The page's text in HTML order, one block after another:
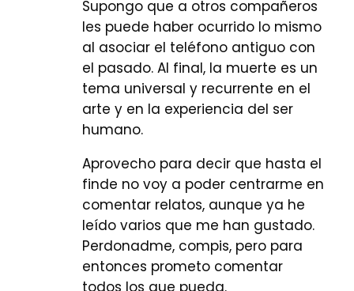
Supongo que a otros compañeros
les puede haber ocurrido lo mismo
al asociar el teléfono antiguo con
el pasado. Al final, la muerte es un
tema universal y recurrente en el
arte y en la experiencia del ser
humano.
Aprovecho para decir que hasta el
finde no voy a poder centrarme en
comentar relatos, aunque ya he
leído varios que me han gustado.
Perdonadme, compis, pero para
entonces prometo comentar
todos los que pueda.